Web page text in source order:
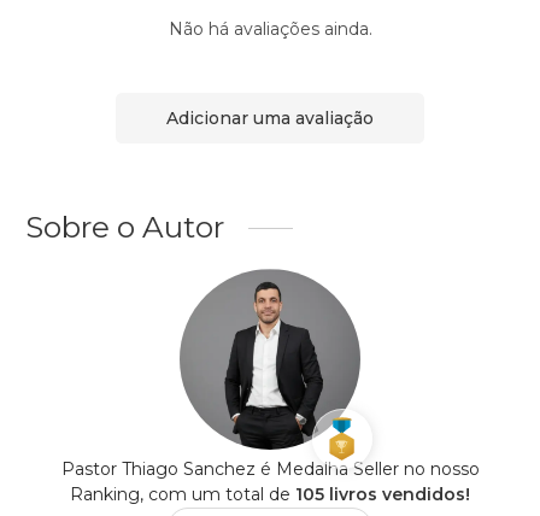
Não há avaliações ainda.
Adicionar uma avaliação
Sobre o Autor
Pastor Thiago Sanchez é Medalha Seller no nosso
Ranking, com um total de 105 livros vendidos!